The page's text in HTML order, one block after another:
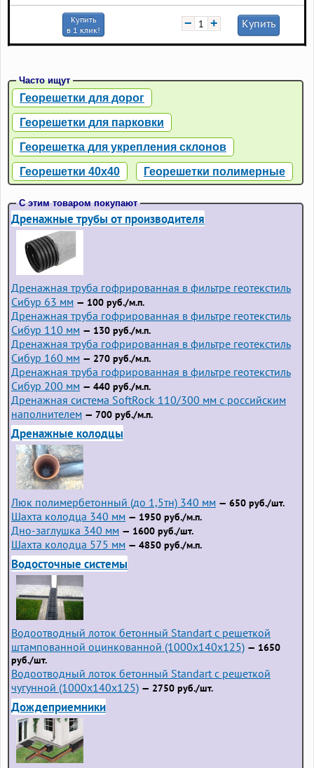
Купить
в 1 клик!
− + Купить
Часто ищут
Георешетки для дорог
Георешетки для парковки
Георешетка для укрепления склонов
Георешетки 40х40 Георешетки полимерные
С этим товаром покупают
Дренажные трубы от производителя
Дренажная труба гофрированная в фильтре геотекстиль
Сибур 63 мм — 100 руб./м.п.
Дренажная труба гофрированная в фильтре геотекстиль
Сибур 110 мм — 130 руб./м.п.
Дренажная труба гофрированная в фильтре геотекстиль
Сибур 160 мм — 270 руб./м.п.
Дренажная труба гофрированная в фильтре геотекстиль
Сибур 200 мм — 440 руб./м.п.
Дренажная система SoftRock 110/300 мм с российским
наполнителем — 700 руб./м.п.
Дренажные колодцы
Люк полимербетонный (до 1,5тн) 340 мм — 650 руб./шт.
Шахта колодца 340 мм — 1950 руб./м.п.
Дно-заглушка 340 мм — 1600 руб./шт.
Шахта колодца 575 мм — 4850 руб./м.п.
Водосточные системы
Водоотводный лоток бетонный Standart с решеткой
штампованной оцинкованной (1000x140x125) — 1650
руб./шт.
Водоотводный лоток бетонный Standart с решеткой
чугунной (1000x140x125) — 2750 руб./шт.
Дождеприемники